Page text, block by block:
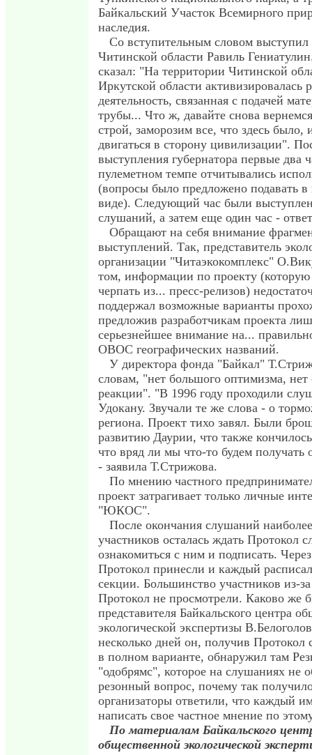
Байкальский Участок Всемирного
наследия.
Со вступительным словом выступил
Читинской области Равиль
сказал: "На территории Читинской
Иркутской области активизировалась
деятельность, связанная с подачей
трубы... Что ж, давайте снова
строй, заморозим все, что здесь было,
двигаться в сторону цивилизации".
выступления губернатора первые два
пулеметном темпе отчитывались
(вопросы было предложено подавать
виде). Следующий час были
слушаний, а затем еще один час -
Обращают на себя внимание
выступлений. Так, представитель
организации "Читаэкокомплекс"
том, информации по проекту (которую
черпать из... пресс-релизов)
поддержал возможные варианты
предложив разработчикам проекта
серьезнейшее внимание на...
ОВОС географических названий.
У директора фонда "Байкал"
словам, "нет большого оптимизма, нет
реакции". "В 1996 году проходили
Удокану. Звучали те же слова - о
региона. Проект тихо завял. Были
развитию Даурии, что также
что вряд ли мы что-то будем получать
- заявила Т.Стрижова.
По мнению частного
проект затрагивает только личные
"ЮКОС".
После окончания слушаний
участников осталась ждать Протокол
ознакомиться с ним и подписать.
Протокол принесли и каждый
секции. Большинство участников из-за
Протокол не просмотрели. Каково же
представителя Байкальского центра
экологической экспертизы
несколько дней он, получив
в полном варианте, обнаружил там
"одобрямс", которое на слушаниях не
резонный вопрос, почему так
организаторы ответили, что каждый
написать свое частное мнение по
По материалам Байкальского
общественной экологической